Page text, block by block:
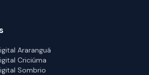
Araranguá
Criciúma
Sombrio